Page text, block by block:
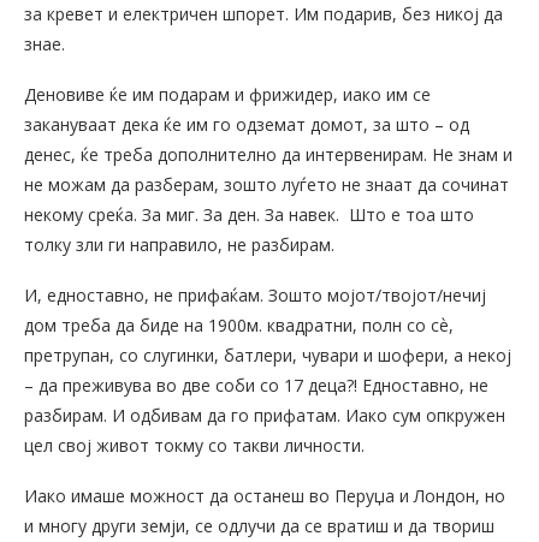
за кревет и електричен шпорет. Им подарив, без никој да
знае.
Деновиве ќе им подарам и фрижидер, иако им се
закануваат дека ќе им го одземат домот, за што – од
денес, ќе треба дополнително да интервенирам. Не знам и
не можам да разберам, зошто луѓето не знаат да сочинат
некому среќа. За миг. За ден. За навек. Што е тоа што
толку зли ги направило, не разбирам.
И, едноставно, не прифаќам. Зошто мојот/твојот/нечиј
дом треба да биде на 1900м. квадратни, полн со сѐ,
претрупан, со слугинки, батлери, чувари и шофери, а некој
– да преживува во две соби со 17 деца?! Едноставно, не
разбирам. И одбивам да го прифатам. Иако сум опкружен
цел свој живот токму со такви личности.
Иако имаше можност да останеш во Перуџа и Лондон, но
и многу други земји, се одлучи да се вратиш и да твориш